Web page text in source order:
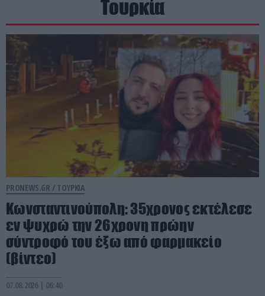
Τουρκία
PRONEWS.GR / ΤΟΥΡΚΙΑ
Κωνσταντινούπολη: 35χρονος εκτέλεσε
εν ψυχρώ την 26χρονη πρώην
σύντροφό του έξω από φαρμακείο
(βίντεο)
07.08.2026 | 06:40